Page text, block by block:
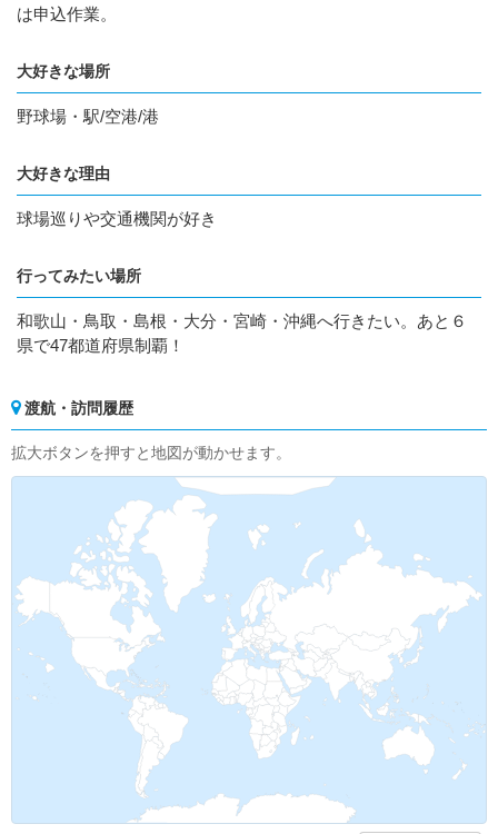
は申込作業。
大好きな場所
野球場・駅/空港/港
大好きな理由
球場巡りや交通機関が好き
行ってみたい場所
和歌山・鳥取・島根・大分・宮崎・沖縄へ行きたい。あと６
県で47都道府県制覇！
渡航・訪問履歴
拡大ボタンを押すと地図が動かせます。